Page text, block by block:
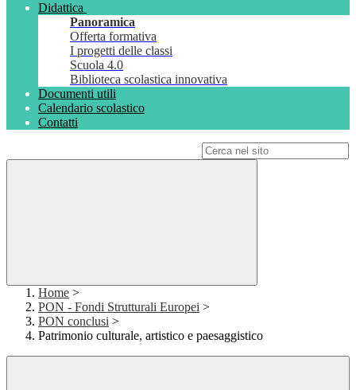
Didattica
Panoramica
Offerta formativa
I progetti delle classi
Scuola 4.0
Biblioteca scolastica innovativa
Documenti utili
Calendario scolastico
Contatti
Home >
PON - Fondi Strutturali Europei >
PON conclusi >
Patrimonio culturale, artistico e paesaggistico